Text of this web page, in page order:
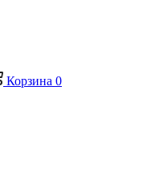
Корзина 0